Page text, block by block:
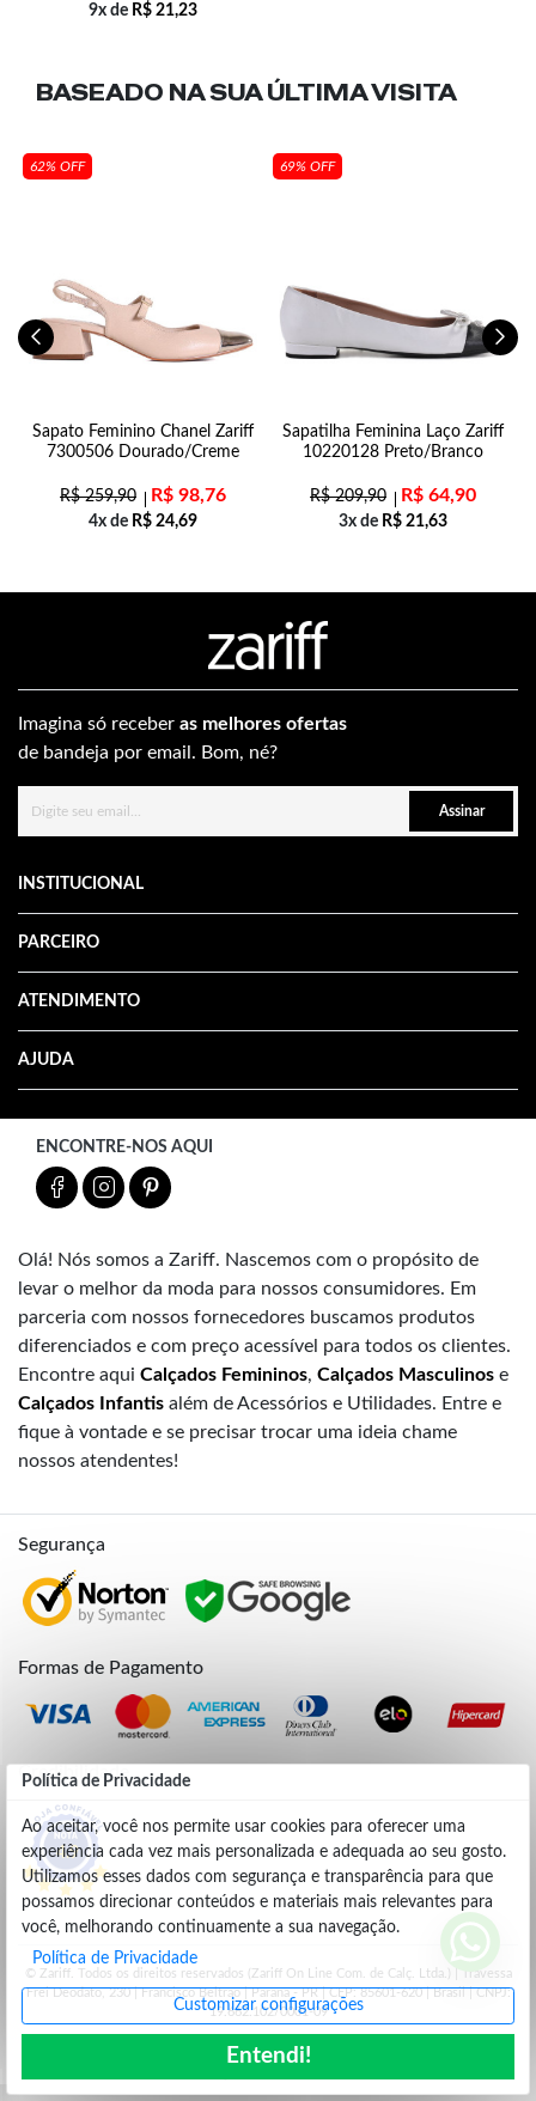
Política de Privacidade
Ao aceitar, você nos permite usar cookies para oferecer uma
experiência cada vez mais personalizada e adequada ao seu gosto.
Utilizamos esses dados com segurança e transparência para que
possamos direcionar conteúdos e materiais mais relevantes para
você, melhorando continuamente a sua navegação.
Política de Privacidade
Customizar configurações
Entendi!
9x de R$ 21,23
BASEADO NA SUAÚLTIMA VISITA
62% OFF
Sapato Feminino Chanel Zariff
7300506 Dourado/Creme
R$259,90 R$ 98,76
4x de R$ 24,69
69% OFF
Sapatilha Feminina Laço Zariff
10220128 Preto/Branco
R$209,90 R$ 64,90
3x de R$ 21,63
Imagina só receber as melhores ofertas
de bandeja por email. Bom, né?
Assinar
INSTITUCIONAL
PARCEIRO
ATENDIMENTO
AJUDA
ENCONTRE-NOS AQUI
Olá! Nós somos a Zariff. Nascemos com o propósito de
levar o melhor da moda para nossos consumidores. Em
parceria com nossos fornecedores buscamos produtos
diferenciados e com preço acessível para todos os clientes.
Encontre aqui Calçados Femininos, Calçados Masculinos e
Calçados Infantis além de Acessórios e Utilidades. Entre e
fique à vontade e se precisar trocar uma ideia chame
nossos atendentes!
Segurança
Formas de Pagamento
Credibilidade
4.9
© Zariff. Todos os direitos reservados (Zariff On Line Com. de Calç. Ltda.) | Travessa
Frei Deodato, 230 | Francisco Beltrão | Parana - PR | CEP: 85601-620 | Brasil | CNPJ:
19.662.102/0001-09